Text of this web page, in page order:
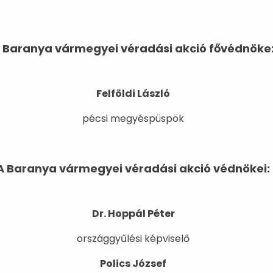
Baranya vármegyei véradási akció
Felföldi László
pécsi megyéspüspök
Baranya vármegyei véradási akció védnökei:
Dr. Hoppál Péter
országgyűlési képviselő
Polics József